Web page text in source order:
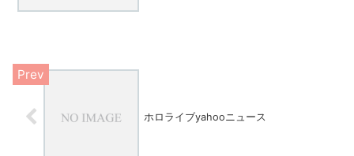
ホロライブyahooニュース